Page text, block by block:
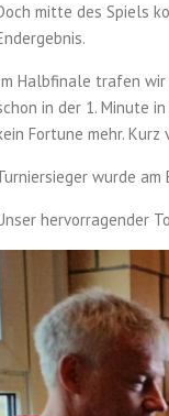
mitte des Spiels
Halbfinale trafen wir
in der 1. Minute
Fortune mehr.
wurde am
hervorragender